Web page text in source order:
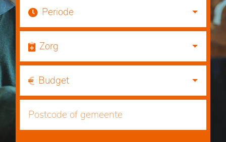
Periode
Zorg
Budget